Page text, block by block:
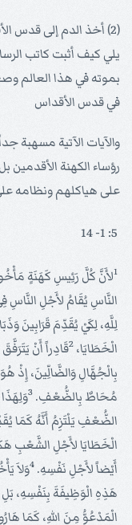
(2) أخذ الدم إلى قدس الأقداس (رمزاً إلى حضور
يلي كيف أثبت كاتب
بموته في هذا العالم
في قدس الأقداس
والآيات الآتية مسهبة
رؤساء الكهنة
على هياكلهم ونظامه
5: 1- 14
1لأَنَّ كُلَّ رَئِيسِ كَهَنَةٍ
النَّاسِ يُقَامُ لأَجْلِ النَّاسِ
لِلَّهِ، لِكَيْ يُقَدِّمَ قَرَابِينَ
الْخَطَايَا، 2قَادِراً أَنْ يَتَرَفَّقَ
بِالْجُهَّالِ وَالضَّالِّينَ، إِذْ
مُحَاطٌ بِالضُّعْفِ. 3وَلِهَذَا
الضُّعْفِ يَلْتَزِمُ أَنَّهُ كَمَا
الْخَطَايَا لأَجْلِ الشَّعْبِ
أَيْضاً لأَجْلِ نَفْسِهِ. 4وَلاَ
هَذِهِ الْوَظِيفَةَ بِنَفْسِهِ، بَلِ
الْمَدْعُوُّ مِنَ اللهِ، كَمَا